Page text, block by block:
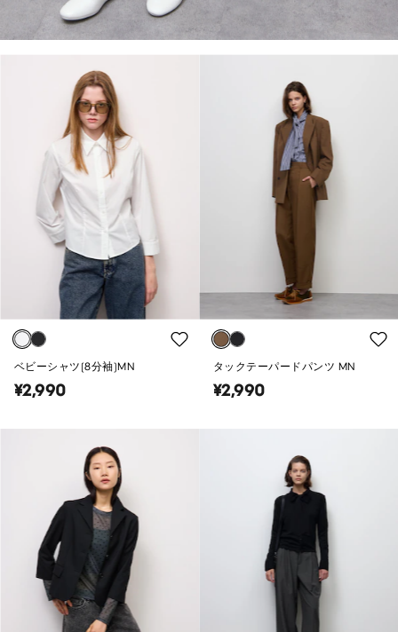
ベビーシャツ(8分袖)MN
¥2,990
タックテーパードパンツ MN
¥2,990